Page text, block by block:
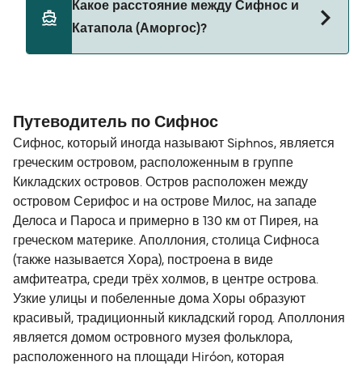
борт парома. Возможно, вам понадобится
паспорт для питомца. Пожалуйста, ознакомьтесь
с правилами перевозки животных у операторов
SeaJets
Какое расстояние между Сифнос и
Катапола (Аморгос)?
Путеводитель по Сифнос
Сифнос, который иногда называют Siphnos, является
греческим островом, расположенным в группе
Кикладских островов. Остров расположен между
островом Серифос и на острове Милос, на западе
Делоса и Пароса и примерно в 130 км от Пирея, на
греческом материке. Аполлония, столица Сифноса
(также называется Хора), построена в виде
амфитеатра, среди трёх холмов, в центре острова.
Узкие улицы и побеленные дома Хоры образуют
красивый, традиционный кикладский город. Аполлония
является домом островного музея фольклора,
расположенного на площади Hiróon, которая